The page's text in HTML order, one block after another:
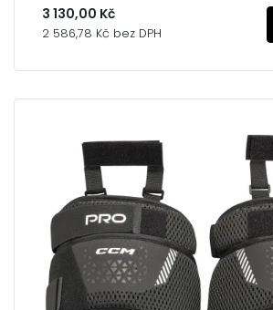
3 130,00 Kč
2 586,78 Kč bez DPH